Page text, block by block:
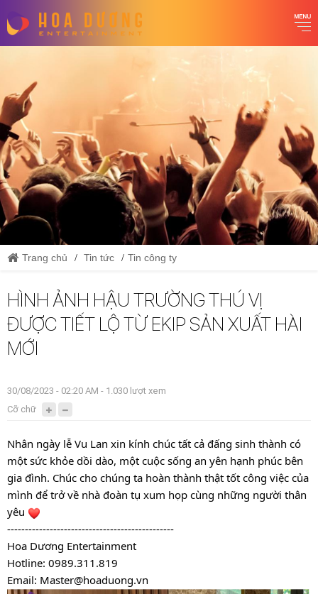
Trang chủ Tin tức Tin công ty
HÌNH ẢNH HẬU TRƯỜNG THÚ VỊ
ĐƯỢC TIẾT LỘ TỪ EKIP SẢN XUẤT HÀI
MỚI
30/08/2023 - 02:20 AM - 1.030 lượt xem
Cỡ chữ
Nhân ngày lễ Vu Lan xin kính chúc tất cả đấng sinh thành có
một sức khỏe dồi dào, một cuộc sống an yên hạnh phúc bên
gia đình. Chúc cho chúng ta hoàn thành thật tốt công việc của
mình để trở về nhà đoàn tụ xum họp cùng những người thân
yêu
-----------------------------------------------
Hoa Dương Entertainment
Hotline: 0989.311.819
Email: Master@hoaduong.vn